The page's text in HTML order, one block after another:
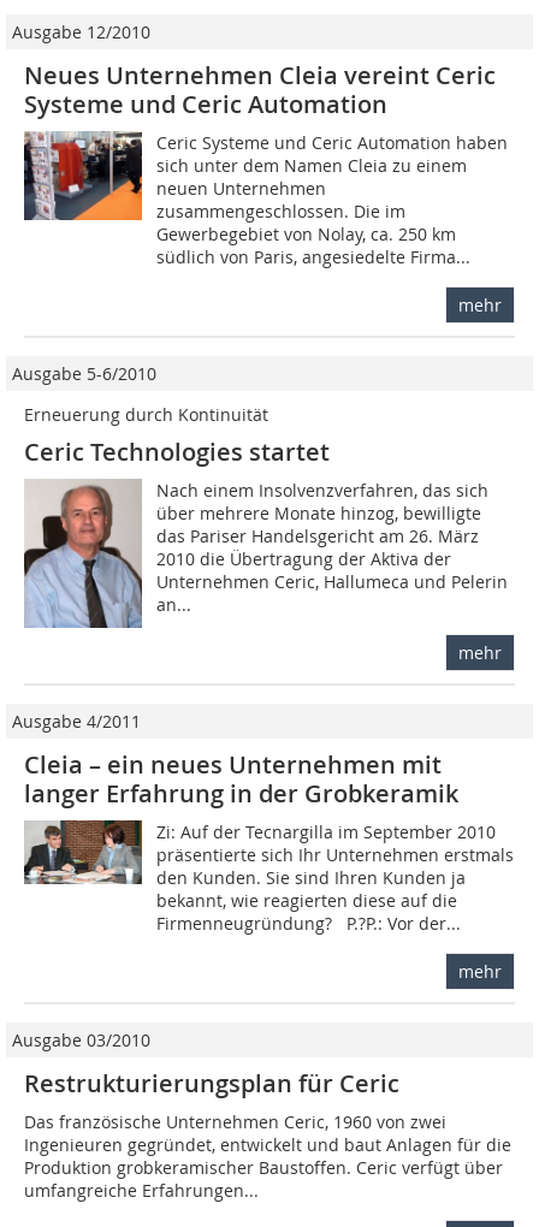
Ausgabe 12/2010
Neues Unternehmen Cleia vereint Ceric
Systeme und Ceric Automation
Ceric Systeme und Ceric Automation haben
sich unter dem Namen Cleia zu einem
neuen Unternehmen
zusammengeschlossen. Die im
Gewerbegebiet von Nolay, ca. 250 km
südlich von Paris, angesiedelte Firma...
mehr
Ausgabe 5-6/2010
Erneuerung durch Kontinuität
Ceric Technologies startet
Nach einem Insolvenzverfahren, das sich
über mehrere Monate hinzog, bewilligte
das Pariser Handelsgericht am 26. März
2010 die Übertragung der Aktiva der
Unternehmen Ceric, Hallumeca und Pelerin
an...
mehr
Ausgabe 4/2011
Cleia – ein neues Unternehmen mit
langer Erfahrung in der Grobkeramik
Zi: Auf der Tecnargilla im September 2010
präsentierte sich Ihr Unternehmen erstmals
den Kunden. Sie sind Ihren Kunden ja
bekannt, wie reagierten diese auf die
Firmenneugründung? P.?P.: Vor der...
mehr
Ausgabe 03/2010
Restrukturierungsplan für Ceric
Das französische Unternehmen Ceric, 1960 von zwei
Ingenieuren gegründet, entwickelt und baut Anlagen für die
Produktion grobkeramischer Baustoffen. Ceric verfügt über
umfangreiche Erfahrungen...